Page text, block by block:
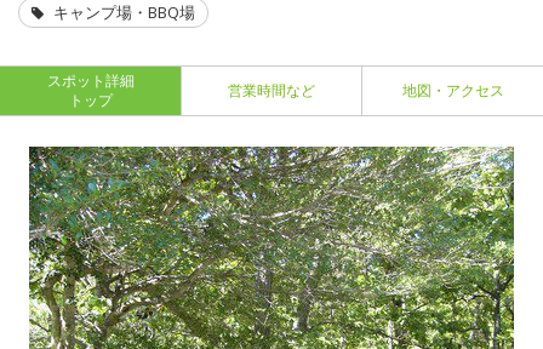
キャンプ場・BBQ場
スポット詳細
トップ
営業時間など 地図・アクセス